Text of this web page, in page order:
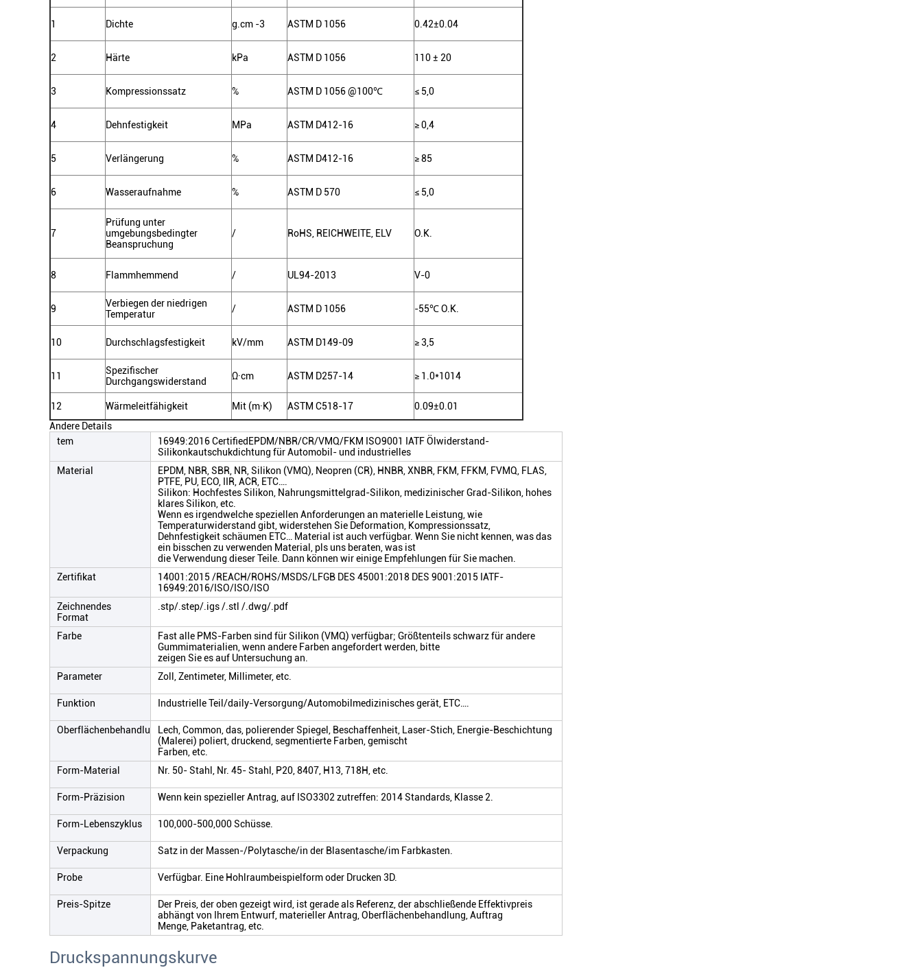
1 Dichte g.cm -3 ASTM D 1056 0.42±0.04
2 Härte kPa ASTM D 1056 110 ± 20
3 Kompressionssatz % ASTM D 1056 @100℃ ≤ 5,0
4 Dehnfestigkeit MPa ASTM D412-16 ≥ 0,4
5 Verlängerung % ASTM D412-16 ≥ 85
6 Wasseraufnahme % ASTM D 570 ≤ 5,0
7
Prüfung unter
umgebungsbedingter
Beanspruchung
/ RoHS REICHWEITE ELV O.K.
8 Flammhemmend / UL94-2013 V-0
9
Verbiegen der niedrigen
Temperatur
/ ASTM D 1056 -55℃O.K.
10 Durchschlagsfestigkeit kV/mm ASTM D149-09 ≥ 3,5
11
Spezifischer
Durchgangswiderstand
Ω·cm ASTM D257-14 ≥ 1.0*1014
12 Wärmeleitfähigkeit Mit (m·K) ASTM C518-17
0.09±0.01
Andere Details
tem
16949:2016 CertifiedEPDM/NBR/CR/VMQ/FKM ISO9001 IATF Ölwiderstand-
Silikonkautschukdichtung für Automobil- und industrielles
Material
EPDM, NBR, SBR, NR, Silikon (VMQ), Neopren (CR), HNBR, XNBR, FKM, FFKM, FVMQ, FLAS,
PTFE, PU, ECO, IIR, ACR, ETC….
Silikon: Hochfestes Silikon, Nahrungsmittelgrad-Silikon, medizinischer Grad-Silikon, hohes
klares Silikon, etc.
Wenn es irgendwelche speziellen Anforderungen an materielle Leistung, wie
Temperaturwiderstand gibt, widerstehen Sie Deformation, Kompressionssatz,
Dehnfestigkeit schäumen ETC… Material ist auch verfügbar. Wenn Sie nicht kennen, was das
ein bisschen zu verwenden Material, pls uns beraten, was ist
die Verwendung dieser Teile. Dann können wir einige Empfehlungen für Sie machen.
Zertifikat
14001:2015 /REACH/ROHS/MSDS/LFGB DES 45001:2018 DES 9001:2015 IATF-
16949:2016/ISO/ISO/ISO
Zeichnendes
Format
.stp/.step/.igs /.stl /.dwg/.pdf
Farbe
Fast alle PMS-Farben sind für Silikon (VMQ) verfügbar; Größtenteils schwarz für andere
Gummimaterialien, wenn andere Farben angefordert werden, bitte
zeigen Sie es auf Untersuchung an.
Parameter
Zoll, Zentimeter, Millimeter, etc.
Funktion Industrielle Teil/daily-Versorgung/Automobilmedizinisches gerät, ETC….
OberflächenbehandlungLech, Common, das, polierender Spiegel, Beschaffenheit, Laser-Stich, Energie-Beschichtung
(Malerei) poliert, druckend, segmentierte Farben, gemischt
Farben, etc.
Form-Material
Nr. 50- Stahl, Nr. 45- Stahl, P20, 8407, H13, 718H, etc.
Form-Präzision Wenn kein spezieller Antrag, auf ISO3302 zutreffen: 2014 Standards, Klasse 2.
Form-Lebenszyklus 100,000-500,000 Schüsse.
Verpackung Satz in der Massen-/Polytasche/in der Blasentasche/im Farbkasten.
Probe Verfügbar. Eine Hohlraumbeispielform oder Drucken 3D.
Preis-Spitze
Der Preis, der oben gezeigt wird, ist gerade als Referenz, der abschließende Effektivpreis
abhängt von Ihrem Entwurf, materieller Antrag, Oberflächenbehandlung, Auftrag
Menge, Paketantrag, etc.
Druckspannungskurve